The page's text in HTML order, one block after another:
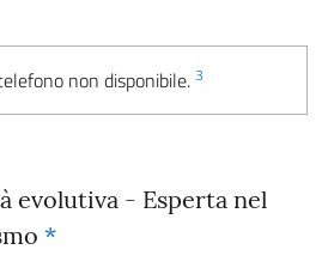
non disponibile. 3
evolutiva - Esperta nel
*